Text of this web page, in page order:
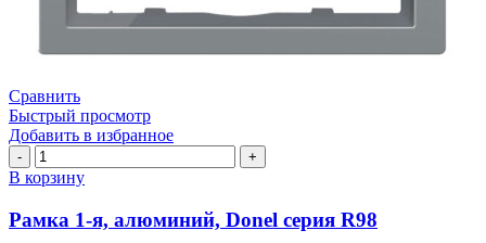
Сравнить
Быстрый просмотр
Добавить в избранное
Количество
товара
Рамка
я,
В корзину
Рамка 1-я, алюминий, Donel серия R98